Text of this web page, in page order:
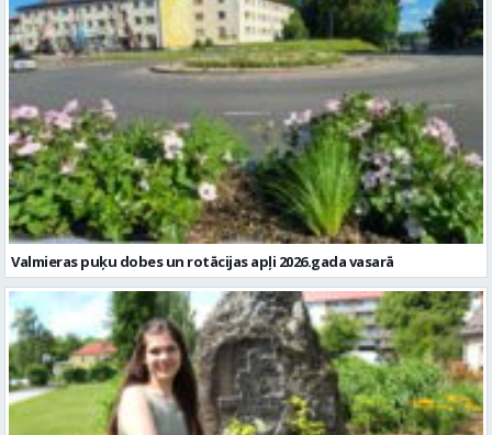
Valmieras puķu dobes un rotācijas apļi 2026.gada vasarā